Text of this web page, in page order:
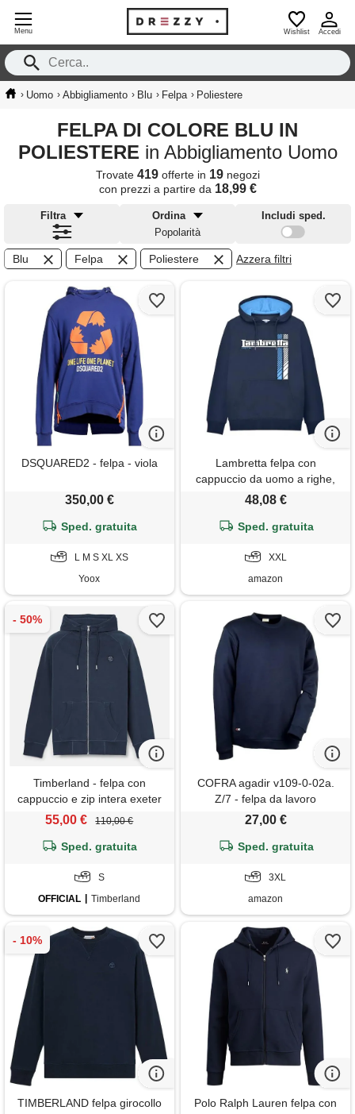
Menu Wishlist Accedi
› Uomo › Abbigliamento › Blu › Felpa › Poliestere
FELPA DI COLORE BLU IN
POLIESTERE in Abbigliamento Uomo
Trovate 419offerte in 19negozi
con prezzi a partire da 18,99 €
Filtra
Ordina
Popolarità
Includi sped.
Blu Felpa Poliestere Azzera filtri
DSQUARED2 - felpa - viola
350,00 €
Sped. gratuita
L M S XL XS
Yoox
Lambretta felpa con
cappuccio da uomo a righe,
marina militare, xxl
48,08 €
Sped. gratuita
XXL
amazon
Timberland - felpa con
cappuccio e zip intera exeter
river da uomo in blu scuro,
55,00 € 110,00 €
Sped. gratuita
S
OFFICIAL
Timberland
COFRA agadir v109-0-02a.
Z/7 - felpa da lavoro
antinfortunistica taglia 3xl
27,00 €
Sped. gratuita
3XL
amazon
TIMBERLAND felpa girocollo
Polo Ralph Lauren felpa con